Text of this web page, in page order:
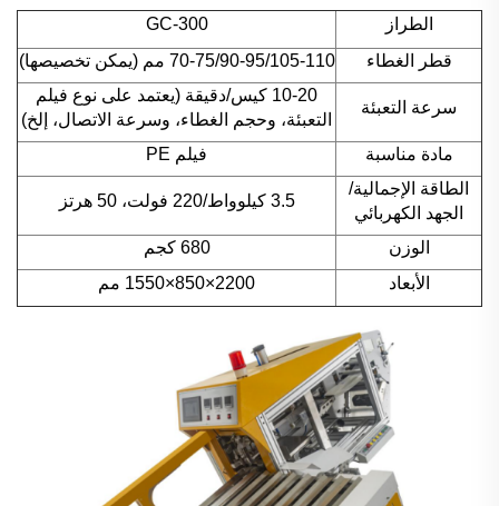
الطراز
GC-300
قطر الغطاء
70-75/90-95/105-110 مم (يمكن تخصيصها)
سرعة التعبئة
10-20 كيس/دقيقة (يعتمد على نوع فيلم
التعبئة، وحجم الغطاء، وسرعة الاتصال، إلخ)
مادة مناسبة
فيلم PE
الطاقة الإجمالية/
الجهد الكهربائي
3.5 كيلوواط/220 فولت، 50 هرتز
الوزن
680 كجم
الأبعاد
2200×850×1550 مم